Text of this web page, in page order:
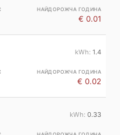
€ 0.01
1.4
€ 0.02
0.33